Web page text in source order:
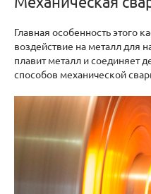
Главная особенность этого
воздействие на металл для
плавит металл и соединяет
способов механической